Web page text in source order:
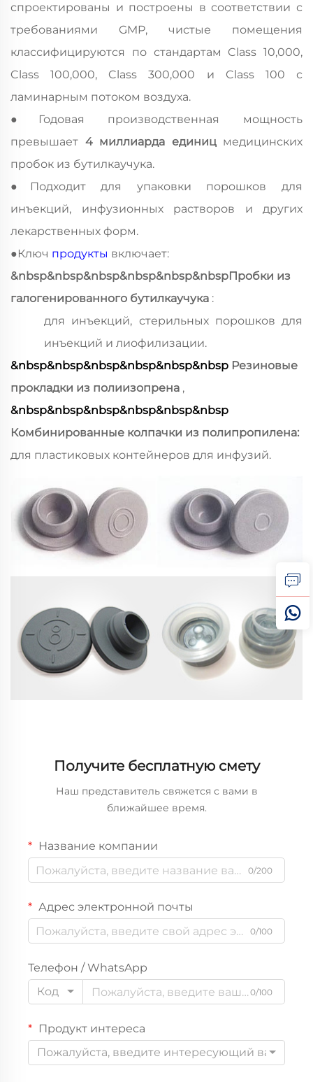
спроектированы и построены в соответствии с
требованиями GMP, чистые помещения
классифицируются по стандартам Class 10,000,
Class 100,000, Class 300,000 и Class 100 с
ламинарным потоком воздуха.
●
Годовая производственная мощность
превышает 4 миллиарда единиц медицинских
пробок из бутилкаучука.
●
Подходит для упаковки порошков для
инъекций, инфузионных растворов и других
лекарственных форм.
●Ключ продукты включает:
&nbsp&nbsp&nbsp&nbsp&nbsp&nbspПробки из
галогенированного бутилкаучука :
для инъекций, стерильных порошков для
инъекций и лиофилизации.
&nbsp&nbsp&nbsp&nbsp&nbsp&nbsp Резиновые
прокладки из полиизопрена ,
&nbsp&nbsp&nbsp&nbsp&nbsp&nbsp
Комбинированные колпачки из полипропилена:
для пластиковых контейнеров для инфузий.
Получите бесплатную смету
Наш представитель свяжется с вами в
ближайшее время.
Название компании
0/200
Адрес электронной почты
0/100
Телефон / WhatsApp
Код
0/100
Продукт интереса
Пожалуйста, введите интересующий вас